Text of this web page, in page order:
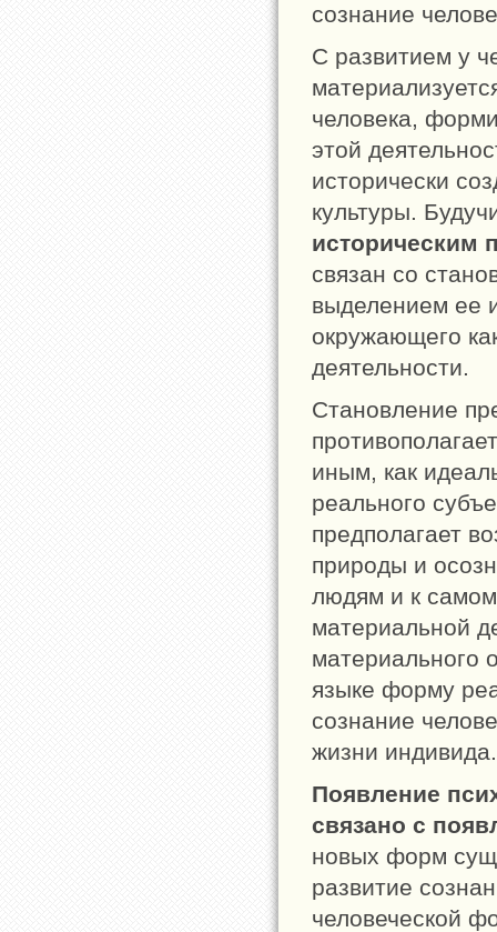
сознание
С развитием у
человека,
этой
исторически
культуры.
историческим
связан со
выделением ее
окружающего
деятельности.
Становление
иным, как
реального
предполагает
природы и
людям и к
материальной
материального
языке форму
сознание
жизни индивида.
Появление
связано с
новых форм
развитие
человеческой